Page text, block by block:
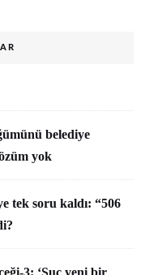
belediye
yok
tek soru kaldı: “506
3: ‘Suç yeni bir